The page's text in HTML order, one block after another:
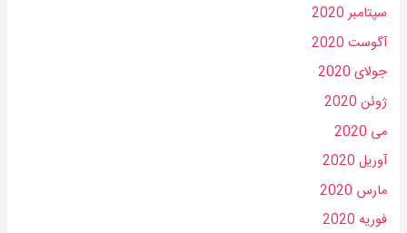
سپتامبر 2020
آگوست 2020
جولای 2020
ژوئن 2020
می 2020
آوریل 2020
مارس 2020
فوریه 2020